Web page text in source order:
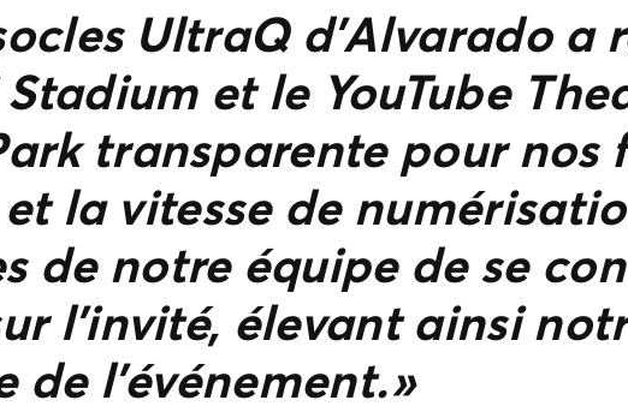
UltraQ d’Alvarado a
et le YouTube
transparente pour nos
la vitesse de
de notre équipe de se
l’invité, élevant ainsi
l’événement. »